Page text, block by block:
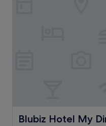
Blubiz Hotel My
Blubiz Hotel My Dinh -